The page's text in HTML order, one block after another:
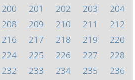
200 201 202 203
204
208 209 210 211
212
216 217 218 219
220
224 225 226 227
228
232 233 234 235
236